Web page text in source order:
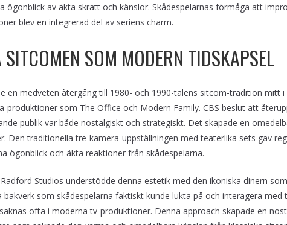
ögonblick av äkta skratt och känslor. Skådespelarnas förmåga att
blev en integrerad del av seriens charm.
SOM MODERN TIDSKAPSEL
en medveten återgång till 1980- och 1990-talens sitcom-tradition mitt i
produktioner som The Office och Modern Family. CBS beslut att
publik var både nostalgiskt och strategiskt. Det skapade en
Den traditionella tre-kamera-uppställningen med teaterlika sets gav
ögonblick och äkta reaktioner från skådespelarna.
Studios understödde denna estetik med den ikoniska dinern
bakverk som skådespelarna faktiskt kunde lukta på och interagera
ofta i moderna tv-produktioner. Denna approach skapade en